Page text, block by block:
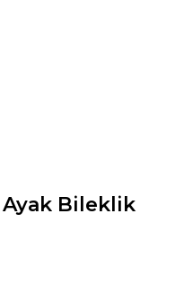
Ayak Bileklik